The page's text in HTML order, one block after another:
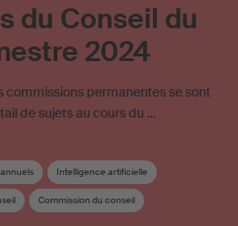
du Conseil du
2024
commissions permanentes se sont
de sujets au cours du …
Intelligence artificielle
Commission du conseil